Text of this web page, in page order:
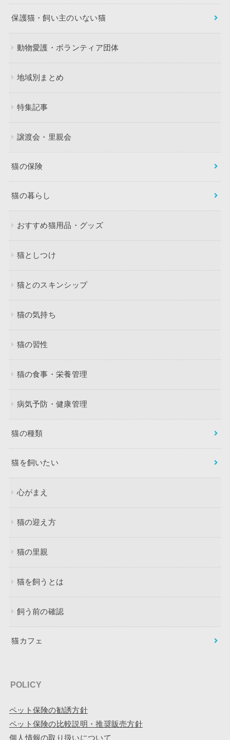
保護猫・飼い主のいない猫
動物愛護・ボランティア団体
地域別まとめ
特集記事
譲渡会・里親会
猫の保険
猫の暮らし
おすすめ猫用品・グッズ
猫としつけ
猫とのスキンシップ
猫の気持ち
猫の習性
猫の食事・栄養管理
病気予防・健康管理
猫の種類
猫を飼いたい
心がまえ
猫の迎え方
猫の里親
猫を飼うとは
飼う前の確認
猫カフェ
POLICY
ペット保険の勧誘方針
ペット保険の比較説明・推奨販売方針
個人情報の取り扱いについて